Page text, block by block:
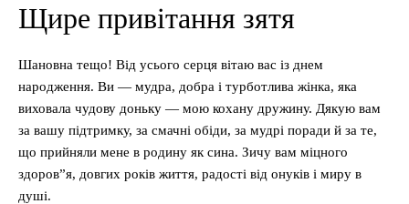
Щире привітання зятя
Шановна тещо! Від усього серця вітаю вас із днем
народження. Ви — мудра, добра і турботлива жінка, яка
виховала чудову доньку — мою кохану дружину. Дякую вам
за вашу підтримку, за смачні обіди, за мудрі поради й за те,
що прийняли мене в родину як сина. Зичу вам міцного
здоров”я, довгих років життя, радості від онуків і миру в
душі.